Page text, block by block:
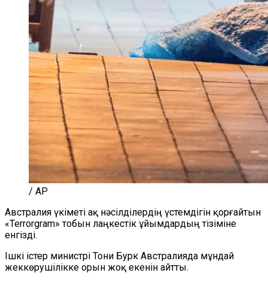
/ AP
Австралия үкіметі ақ нәсілділердің үстемдігін қорғайтын
«Terrorgram» тобын лаңкестік ұйымдардың тізіміне
енгізді.
Ішкі істер министрі Тони Бурк Австралияда мұндай
жеккөрушілікке орын жоқ екенін айтты.